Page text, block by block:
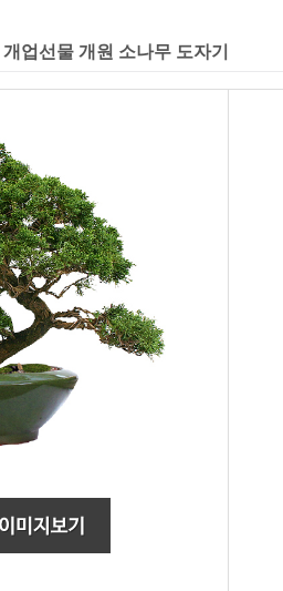
업선물 개원 소나무 도자기